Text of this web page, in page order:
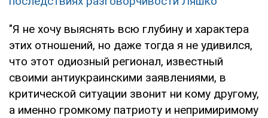
"Я не хочу выяснять всю глубину и характера
этих отношений, но даже тогда я не удивился,
что этот одиозный регионал, известный
своими антиукраинскими заявлениями, в
критической ситуации звонит ни кому другому,
а именно громкому патриоту и непримиримому